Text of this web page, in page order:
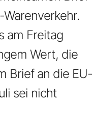
am Freitag
Wert, die
Brief an die EU-
sei nicht